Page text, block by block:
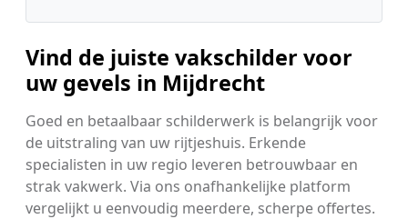
Vind de juiste vakschilder voor
uw gevels in Mijdrecht
Goed en betaalbaar schilderwerk is belangrijk voor
de uitstraling van uw rijtjeshuis. Erkende
specialisten in uw regio leveren betrouwbaar en
strak vakwerk. Via ons onafhankelijke platform
vergelijkt u eenvoudig meerdere, scherpe offertes.